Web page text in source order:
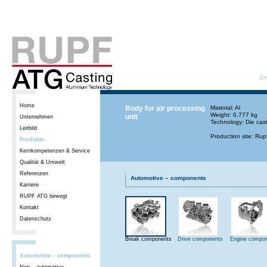
Home
Unternehmen
Leitbild
Produkte
Kernkompetenzen & Service
Qualität & Umwelt
Referenzen
Karriere
RUPF ATG bewegt
Kontakt
Datenschutz
Automotive – components
Body for air processing
unit
Material: Al
Weight: 0,777 kg
Technology: Die
Production site:
Automotive – components
Break components Drive components Engine